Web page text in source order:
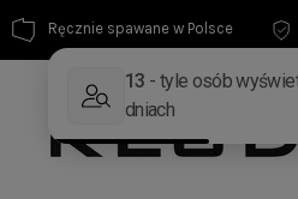
Ręcznie spawane w Polsce